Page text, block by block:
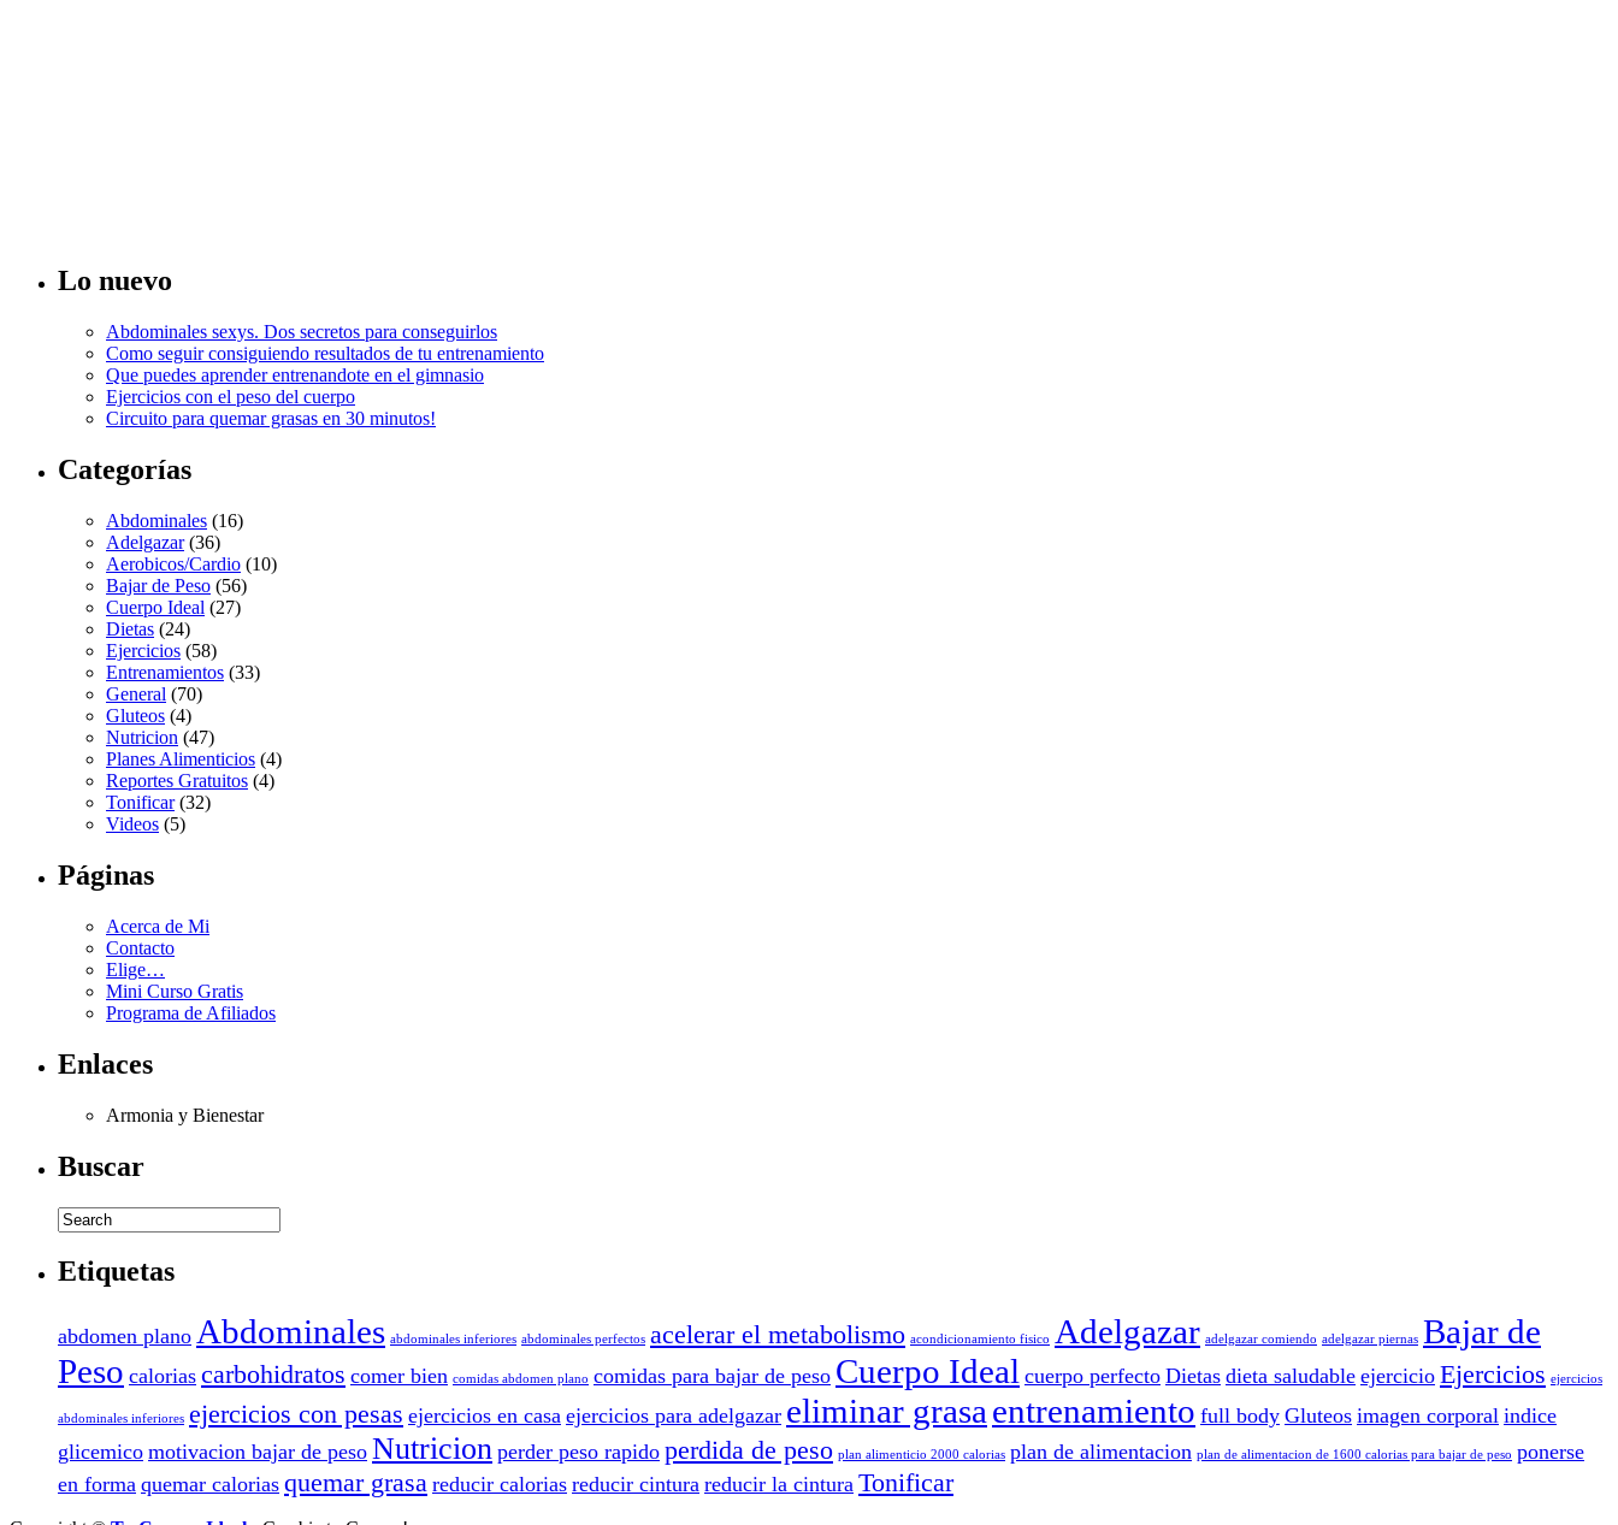
Lo nuevo
Abdominales sexys. Dos secretos para conseguirlos
Como seguir consiguiendo resultados de tu entrenamiento
Que puedes aprender entrenandote en el gimnasio
Ejercicios con el peso del cuerpo
Circuito para quemar grasas en 30 minutos!
Categorías
Abdominales (16)
Adelgazar(36)
Aerobicos/Cardio (10)
Bajar de Peso (56)
Cuerpo Ideal (27)
Dietas (24)
Ejercicios (58)
Entrenamientos (33)
General (70)
Gluteos (4)
Nutricion (47)
Planes Alimenticios (4)
Reportes Gratuitos (4)
Tonificar(32)
Videos (5)
Páginas
Acerca de Mi
Contacto
Elige…
Mini Curso Gratis
Programa de Afiliados
Enlaces
Armonia y Bienestar
Buscar
Etiquetas
abdomen plano Abdominales abdominales inferiores abdominales perfectos acelerar el metabolismo acondicionamiento fisico Adelgazar adelgazar comiendo adelgazar piernas Bajar de
Peso calorias carbohidratos comer bien comidas abdomen plano comidas para bajar de peso Cuerpo Ideal cuerpo perfecto Dietas dieta saludable ejercicio Ejercicios ejercicios
abdominales inferiores ejercicios con pesas ejercicios en casa ejercicios para adelgazar eliminar grasa entrenamiento full body Gluteos imagen corporal indice
glicemico motivacion bajar de peso Nutricion perder peso rapido perdida de peso plan alimenticio 2000 calorias plan de alimentacion plan de alimentacion de 1600 calorias para bajar de peso ponerse
en forma quemar calorias quemar grasa reducir calorias reducir cintura reducir la cintura Tonificar